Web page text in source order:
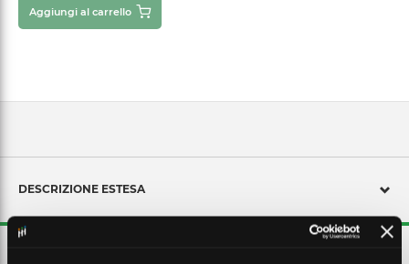
Aggiungi al carrello
DESCRIZIONE ESTESA